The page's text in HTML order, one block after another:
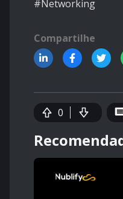
#Networking
Compartilhe
0